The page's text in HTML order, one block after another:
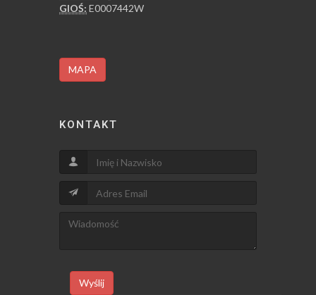
GIOŚ: E0007442W
MAPA
KONTAKT
Wyślij